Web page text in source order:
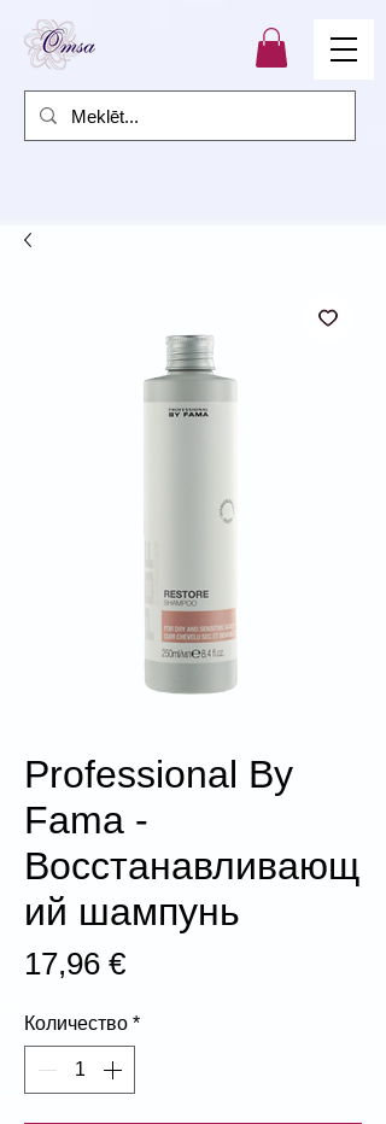
Professional By
Fama -
Восстанавливающ
ий шампунь
17,96 €Цена
Количество *